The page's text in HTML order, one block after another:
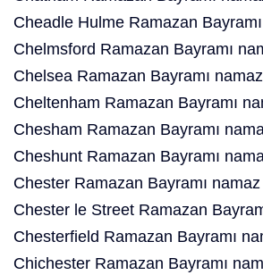
Cheadle Hulme Ramazan
Chelmsford Ramazan Bayramı
Chelsea Ramazan Bayramı
Cheltenham Ramazan Bayramı
Chesham Ramazan Bayramı
Cheshunt Ramazan Bayramı
Chester Ramazan Bayramı
Chester le Street Ramazan
Chesterfield Ramazan Bayramı
Chichester Ramazan Bayramı